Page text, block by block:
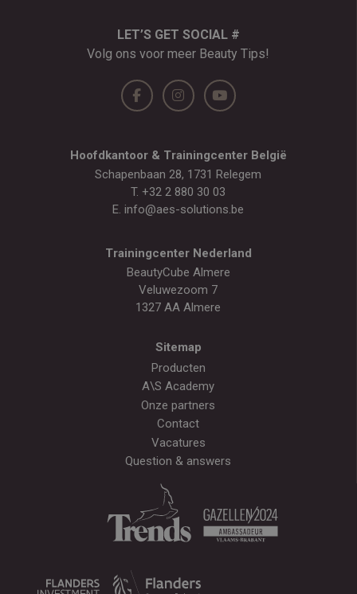
LET’S GET SOCIAL #
Volg ons voor meer Beauty Tips!
Hoofdkantoor & Trainingcenter België
Schapenbaan 28, 1731 Relegem
T. +32 2 880 30 03
E. info@aes-solutions.be
Trainingcenter Nederland
BeautyCube Almere
Veluwezoom 7
1327 AA Almere
Sitemap
Producten
A\S Academy
Onze partners
Contact
Vacatures
Question & answers